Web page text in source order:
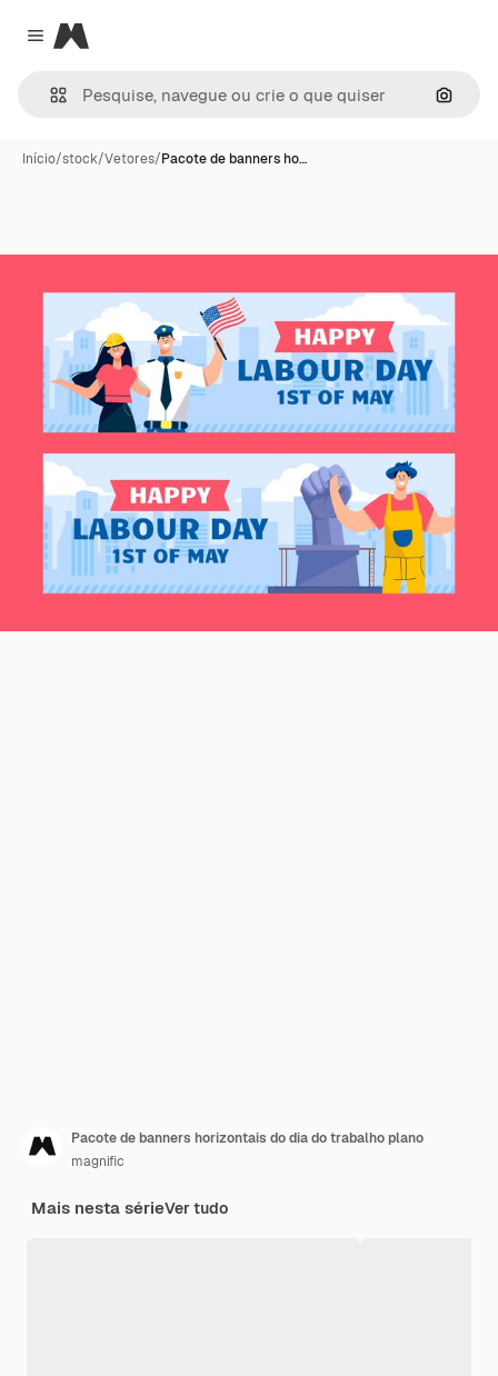
Close menu
Magnific
Início/stock/Vetores/Pacote de banners ho…
Pacote de banners horizontais do dia do trabalho plano
magnific
Mais nesta sérieVer tudo